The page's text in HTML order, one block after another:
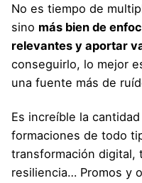
No es tiempo de
sino más bien de
relevantes y aportar
conseguirlo, lo mejor
una fuente más de
Es increíble la
formaciones de todo
transformación digital,
resiliencia… Promos y